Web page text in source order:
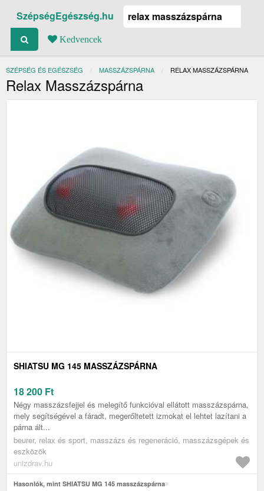
SzépségEgészség.hu
Kedvencek
SZÉPSÉG ÉS EGÉSZSÉG MASSZÁZSPÁRNA JELENLEGI:
RELAX MASSZÁZSPÁRNA
Relax Masszázspárna
SHIATSU MG 145 MASSZÁZSPÁRNA
18 200 Ft
Négy masszázsfejjel és melegítő funkcióval ellátott masszázspárna,
mely segítségével a fáradt, megerőltetett izmokat el lehtet lazítani a
párna ált...
beurer, relax és sport, masszázs és regeneráció, masszázsgépek és
eszközök
unizdrav.hu
Hasonlók, mint SHIATSU MG 145 masszázspárna